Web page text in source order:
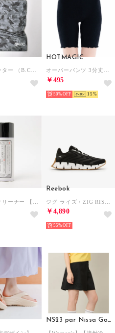
HOTMAGIC
￥495
50% 15
Reebok
￥4,890
55%
NS23 par Nissa Golf